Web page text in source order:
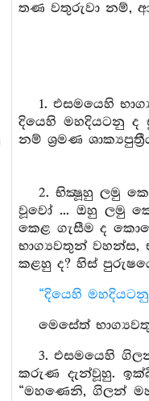
තණ වතුරුවා නම්,
1. එසමයෙහි
දියෙහි මහදියටනු
නම් ශ්‍රමණ
2. භික්‍ෂූහු ලමු
වූවෝ ... ඔහු ලමු
කෙළ ගැසීම ද
භාග්‍යවතුන් වහන්ස,
කළහු ද? හිස්
“දියෙහි
මෙසේත්
3. එසමයෙහි
කරුණ දැන්වූහු.
“මහණෙනි, ගිලන්